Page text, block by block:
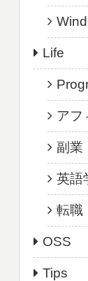
Life
アフ
副業
英語
転職
OSS
Tips